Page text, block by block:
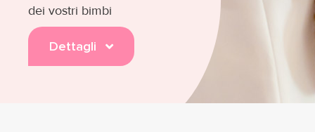
Confetti
dei vostri bimbi
Dettagli